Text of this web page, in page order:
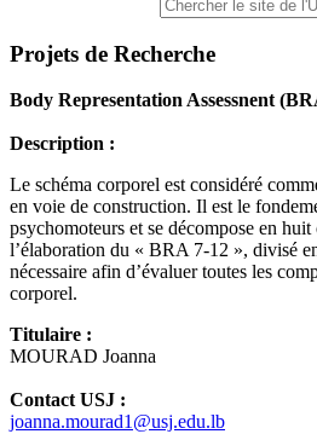
Projets de Recherche
Body Representation Assessnent
Description :
Le schéma corporel est considéré
en voie de construction. Il est le
psychomoteurs et se décompose en huit
l’élaboration du « BRA 7-12 », divisé
nécessaire afin d’évaluer toutes les
corporel.
Titulaire :
MOURAD Joanna
Contact USJ :
joanna.mourad1@usj.edu.lb